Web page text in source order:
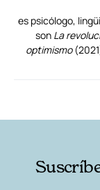
es psicólogo,
son La
optimismo